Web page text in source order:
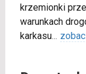
krzemionki
warunkach
karkasu...